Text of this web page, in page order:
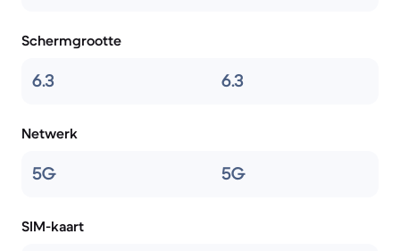
Schermgrootte
6.3 6.3
Netwerk
5G 5G
SIM-kaart